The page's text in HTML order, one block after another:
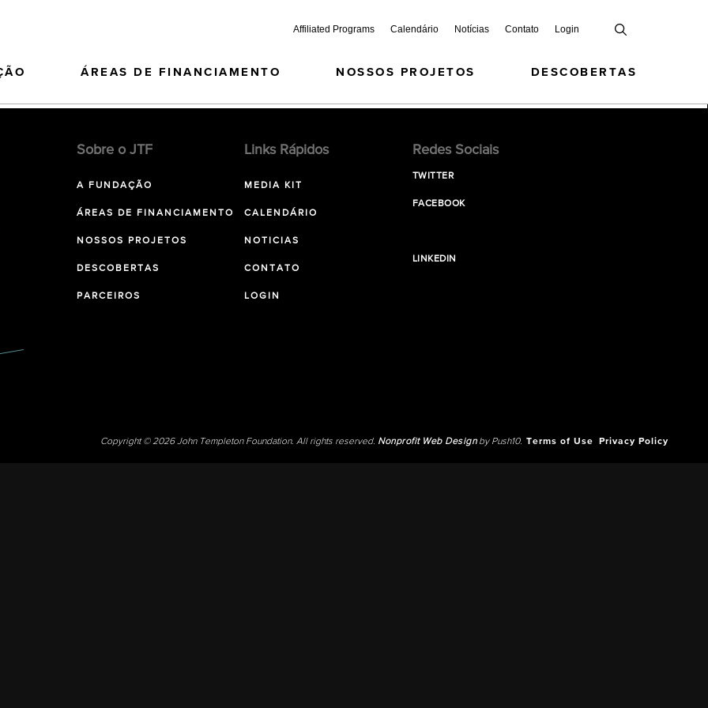
Affiliated Programs Calendário Notícias Contato Login
ÁREAS DE FINANCIAMENTO NOSSOS PROJETOS DESCOBERTAS
Sobre o JTF
A FUNDAÇÃO
ÁREAS DE FINANCIAMENTO
NOSSOS PROJETOS
DESCOBERTAS
PARCEIROS
Links Rápidos
MEDIA KIT
CALENDÁRIO
NOTICIAS
CONTATO
LOGIN
Redes Sociais
TWITTER
FACEBOOK
LINKEDIN
Copyright © 2026 John Templeton Foundation. All rights reserved. Nonprofit Web Designby Push10. Terms of Use Privacy Policy